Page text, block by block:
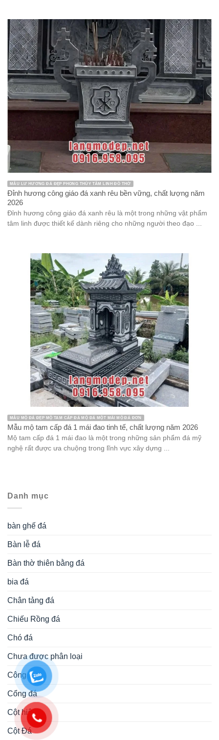
MẪU LƯ HƯƠNG ĐÁ ĐẸP PHONG THỦY TÂM LINH ĐỒ THỜ
Đỉnh hương công giáo đá xanh rêu bền vững, chất lượng năm
2026
Đỉnh hương công giáo đá xanh rêu là một trong những vật phẩm
tâm linh được thiết kế dành riêng cho những người theo đạo ...
MẪU MỘ ĐÁ ĐẸP MỘ TAM CẤP ĐÁ MỘ ĐÁ MỘT MÁI MỘ ĐÁ ĐƠN
Mẫu mộ tam cấp đá 1 mái đao tinh tế, chất lượng năm 2026
Mộ tam cấp đá 1 mái đao là một trong những sản phẩm đá mỹ
nghệ rất được ưa chuộng trong lĩnh vực xây dựng ...
Danh mục
bàn ghế đá
Bàn lễ đá
Bàn thờ thiên bằng đá
bia đá
Chân tảng đá
Chiếu Rồng đá
Chó đá
Chưa được phân loại
Công trình
Cổng đá
Cột hiên
Cột Đá